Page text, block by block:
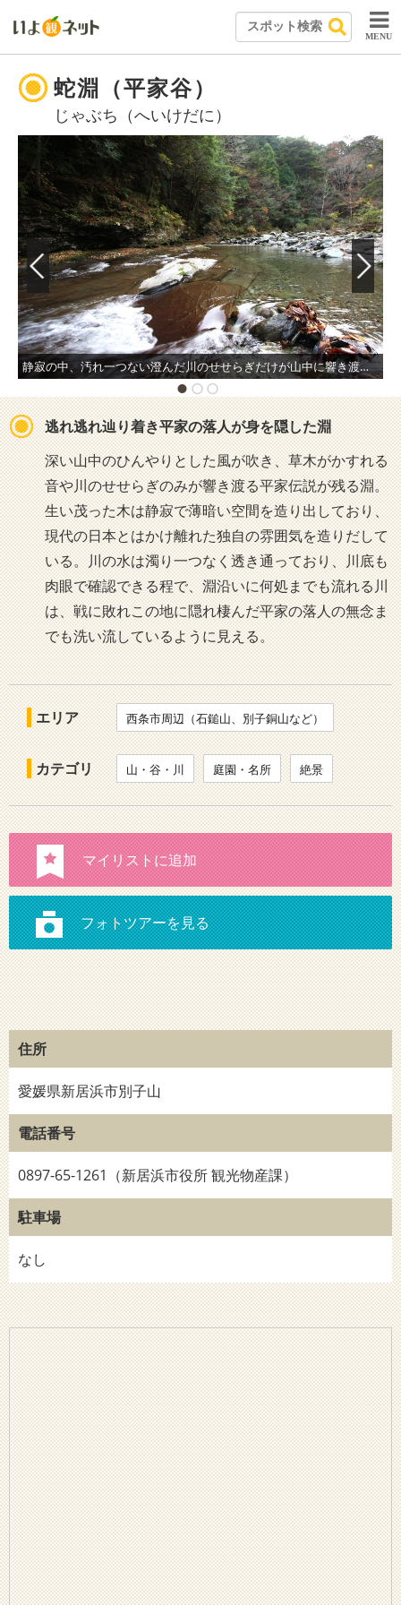
MENU
蛇淵（平家谷）
じゃぶち（へいけだに）
静寂の中、汚れ一つない澄んだ川のせせらぎだけが山中に響き渡っており、自然本来の息吹を感じることができる。
逃れ逃れ辿り着き平家の落人が身を隠した淵
深い山中のひんやりとした風が吹き、草木がかすれる
音や川のせせらぎのみが響き渡る平家伝説が残る淵。
生い茂った木は静寂で薄暗い空間を造り出しており、
現代の日本とはかけ離れた独自の雰囲気を造りだして
いる。川の水は濁り一つなく透き通っており、川底も
肉眼で確認できる程で、淵沿いに何処までも流れる川
は、戦に敗れこの地に隠れ棲んだ平家の落人の無念ま
でも洗い流しているように見える。
エリア 西条市周辺（石鎚山、別子銅山など）
カテゴリ 山・谷・川 庭園・名所 絶景
住所
愛媛県新居浜市別子山
電話番号
0897-65-1261（新居浜市役所 観光物産課）
駐車場
なし